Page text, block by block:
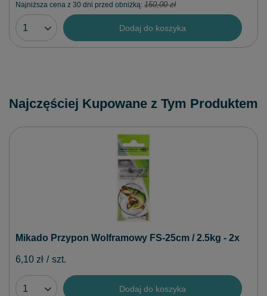
Najniższa cena z 30 dni przed obniżką: 150,00 zł
Dodaj do koszyka
Najczęściej Kupowane z Tym Produktem
Mikado Przypon Wolframowy FS-25cm / 2.5kg - 2x
6,10 zł / szt.
Dodaj do koszyka